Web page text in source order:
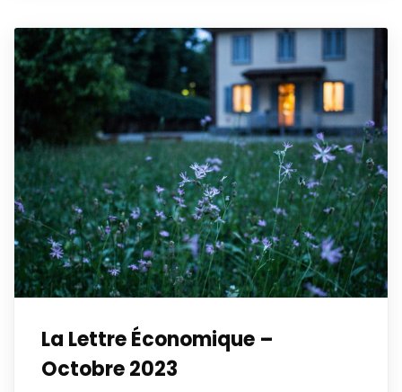
La Lettre Économique –
Octobre 2023